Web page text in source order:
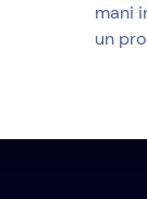
mani
un